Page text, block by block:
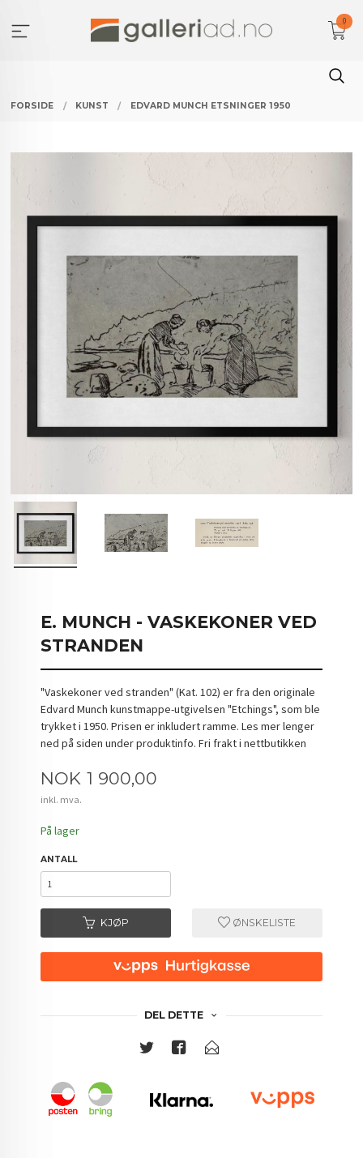
innholdet
0
FORSIDE KUNST EDVARD MUNCH ETSNINGER 1950
E. MUNCH - VASKEKONER VED
STRANDEN
"Vaskekoner ved stranden" (Kat. 102) er fra den originale
Edvard Munch kunstmappe-utgivelsen "Etchings", som ble
trykket i 1950. Prisen er inkludert ramme. Les mer lenger
ned på siden under produktinfo. Fri frakt i nettbutikken
Pris
NOK 1 900,00
inkl. mva.
På lager
ANTALL
KJØP ØNSKELISTE
DEL DETTE